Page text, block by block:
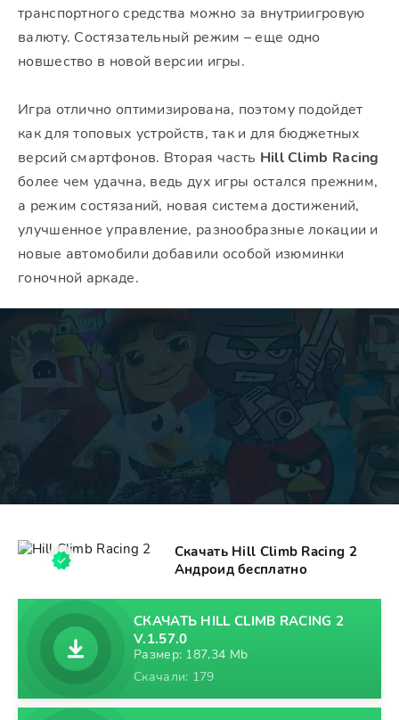
транспортного средства можно за внутриигровую
валюту. Состязательный режим – еще одно
новшество в новой версии игры.
Игра отлично оптимизирована, поэтому подойдет
как для топовых устройств, так и для бюджетных
версий смартфонов. Вторая часть Hill Climb Racing
более чем удачна, ведь дух игры остался прежним,
а режим состязаний, новая система достижений,
улучшенное управление, разнообразные локации и
новые автомобили добавили особой изюминки
гоночной аркаде.
Скачать Hill Climb Racing 2
Андроид бесплатно
СКАЧАТЬ HILL CLIMB RACING 2
V.1.57.0
Размер: 187,34 Mb
Скачали: 179